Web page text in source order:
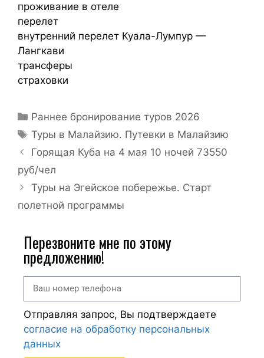
проживание в отеле
перелет
внутренний перелет Куала-Лумпур —
Лангкави
трансферы
страховки
Раннее бронирование туров 2026
Туры в Малайзию. Путевки в Малайзию
Горящая Куба на 4 мая 10 ночей 73550
руб/чел
Туры на Эгейское побережье. Старт
полетной программы
Перезвоните мне по этому
предложению!
Отправляя запрос, Вы подтверждаете
согласие на обработку персональных
данных